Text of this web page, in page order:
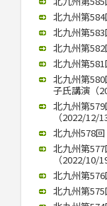
北九州第
北九州第
北九州第
北九州第
北九州第
子氏講演（
北九州第
（2022/12/13
北九州578
北九州第
（2022/10/19
北九州第
北九州第